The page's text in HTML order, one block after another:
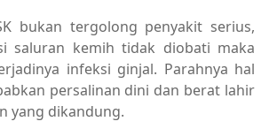
bukan tergolong penyakit serius,
saluran kemih tidak diobati maka
infeksi ginjal. Parahnya hal
persalinan dini dan berat lahir
yang dikandung.